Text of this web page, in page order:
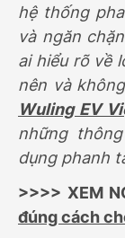
hệ thống
và ngăn
ai hiểu rõ về
nên và
Wuling EV
những
dụng phanh
>>>> XEM
đúng cách